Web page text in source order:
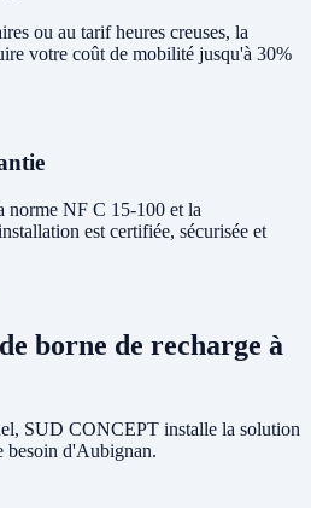
ou au tarif heures creuses, la
votre coût de mobilité jusqu'à 30%
norme NF C 15-100 et la
est certifiée, sécurisée et
borne de recharge à
SUD CONCEPT installe la solution
besoin d'Aubignan.